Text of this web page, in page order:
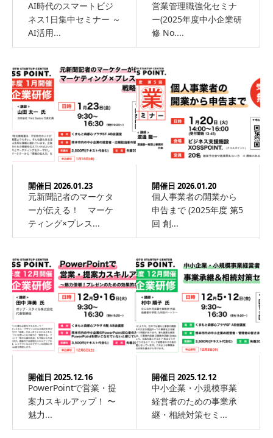
AI時代のスマートビジ
ネス1日集中セミナー ～
AI活用...
営業管理職強化セミナ
ー(2025年度中小企業研
修 No....
開催日 2026.01.23
元新聞記者のマーケタ
ーが伝える！ マーケ
ティング×プレス...
開催日 2026.01.20
個人事業者の開業から
申告まで (2025年度 第5
回 創...
開催日 2025.12.16
PowerPointで営業・提
案力スキルアップ！ 〜
魅力...
開催日 2025.12.12
中小企業・小規模事業
経営者のための事業承
継・相続対策セミ...